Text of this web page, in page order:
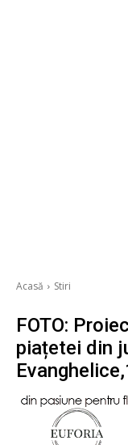
Acasă Stiri
FOTO:
piațetei din